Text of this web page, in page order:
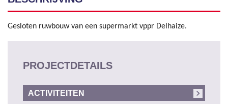
Gesloten ruwbouw van een supermarkt vppr Delhaize.
PROJECTDETAILS
ACTIVITEITEN